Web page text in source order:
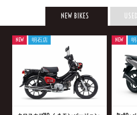
NEW BIKES
NEW 明石店 NEW